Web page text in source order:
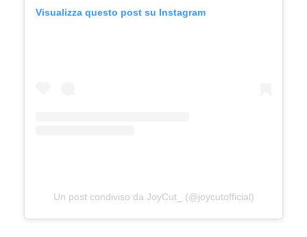
Visualizza questo post su Instagram
Un post condiviso da JoyCut_ (@joycutofficial)